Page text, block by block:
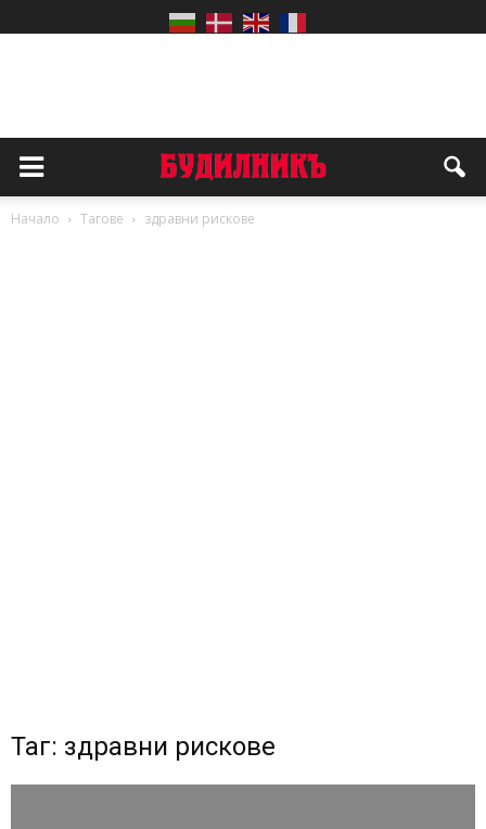
Начало Тагове здравни рискове
Таг: здравни рискове